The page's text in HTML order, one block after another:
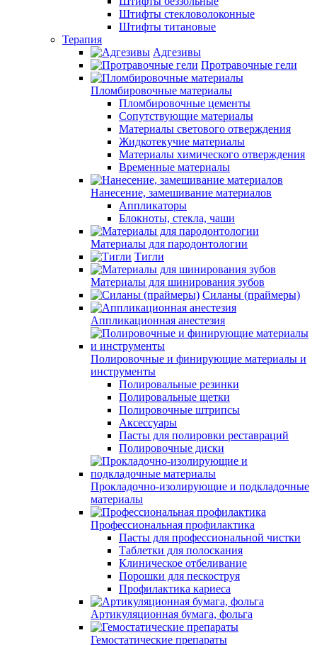
Штифты стекловолоконные
Штифты титановые
Терапия
Адгезивы
Протравочные гели
Пломбировочные материалы
Пломбировочные цементы
Сопутствующие материалы
Материалы светового отверждения
Жидкотекучие материалы
Материалы химического отверждения
Временные материалы
Нанесение, замешивание материалов
Аппликаторы
Блокноты, стекла, чаши
Материалы для пародонтологии
Тигли
Материалы для шинирования зубов
Силаны (праймеры)
Аппликационная анестезия
Полировочные и финирующие материалы и
инструменты
Полировальные резинки
Полировальные щетки
Полировочные штрипсы
Аксессуары
Пасты для полировки реставраций
Полировочные диски
Прокладочно-изолирующие и подкладочные
материалы
Профессиональная профилактика
Пасты для профессиональной чистки
Таблетки для полоскания
Клиническое отбеливание
Порошки для пескоструя
Профилактика кариеса
Артикуляционная бумага, фольга
Гемостатические препараты